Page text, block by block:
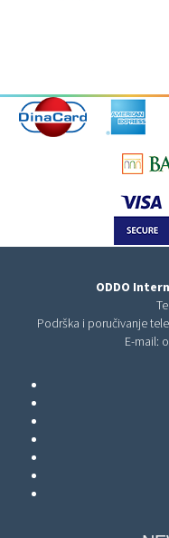
ODDO
Podrška i poručivanje
E-mail: